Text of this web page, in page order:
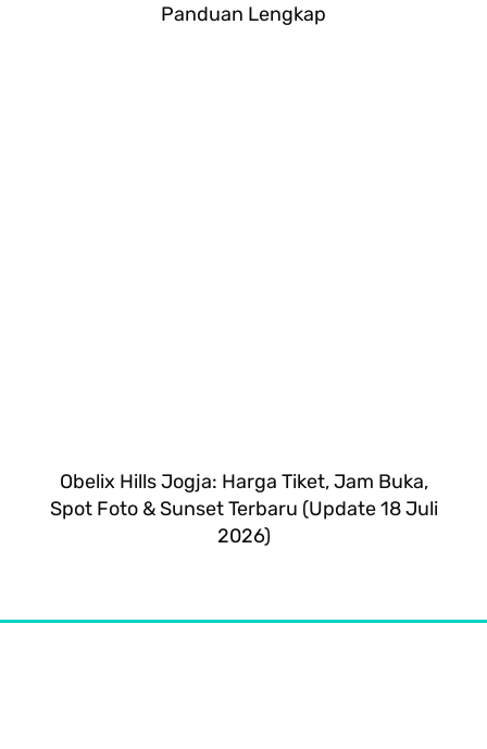
Panduan Lengkap
Obelix Hills Jogja: Harga Tiket, Jam Buka,
Spot Foto & Sunset Terbaru (Update 18 Juli
2026)